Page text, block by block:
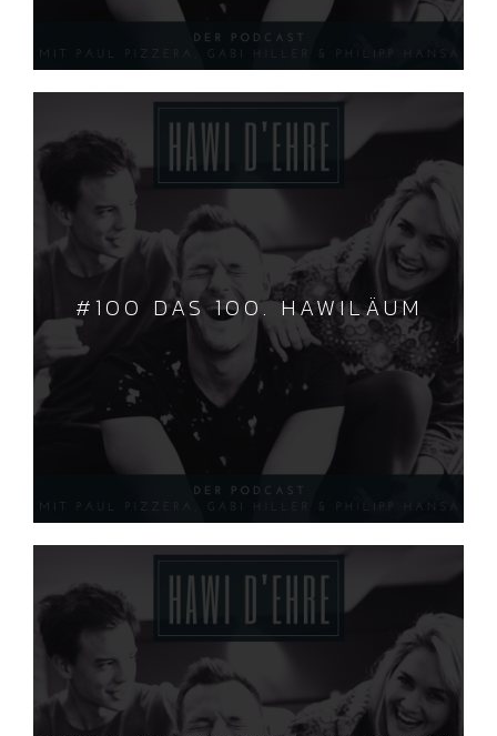
#100 DAS 100. HAWILÄUM